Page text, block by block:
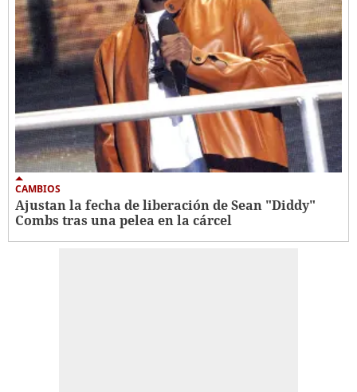
CAMBIOS
Ajustan la fecha de liberación de Sean "Diddy"
Combs tras una pelea en la cárcel